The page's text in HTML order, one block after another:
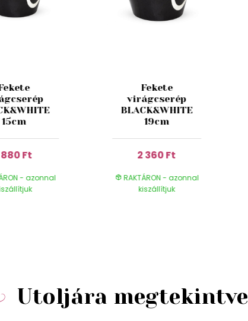
15cm
880 Ft
- azonnal
Fekete
virágcserép
BLACK&WHITE
19cm
2 360 Ft
RAKTÁRON - azonnal
kiszállítjuk
Utoljára megtekintve